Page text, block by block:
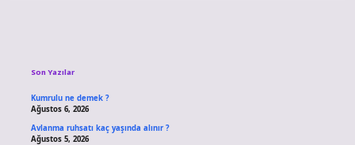
Son Yazılar
Kumrulu ne demek ?
Ağustos 6, 2026
Avlanma ruhsatı kaç yaşında alınır ?
Ağustos 5, 2026